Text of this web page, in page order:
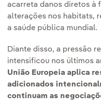
acarreta danos diretos à
alterações nos habitats,
a saúde pública mundial.
Diante disso, a pressão
intensificou nos últimos
União Europeia aplica
adicionados
continuam as